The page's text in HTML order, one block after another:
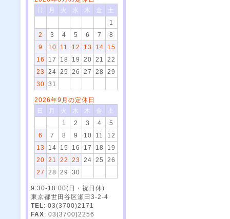
日
月 火 水 木 金
土
1
2
3 4 5 6 7
8
9
10 11 12 13 14
15
16
17 18 19 20 21
22
23
24 25 26 27 28
29
30
31
2026年9月の定休日
日
月 火 水 木 金
土
1
2 3 4
5
6
7 8 9 10 11
12
13
14 15 16 17 18
19
20
21 22 23 24 25
26
27
28 29 30
9:30-18:00(日・祝日休)
東京都世田谷区瀬田3-2-4
TEL: 03(3700)2171
FAX: 03(3700)2256